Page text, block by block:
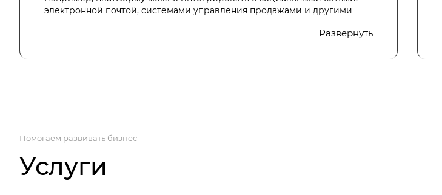
электронной почтой, системами управления продажами и другими
«родство» с 1С дает возможность в режиме реального времени
сайтом и системой учета 1С.
Развернуть
Помогаем развивать бизнес
Услуги